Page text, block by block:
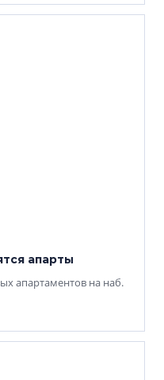
апарты
апартаментов на наб.